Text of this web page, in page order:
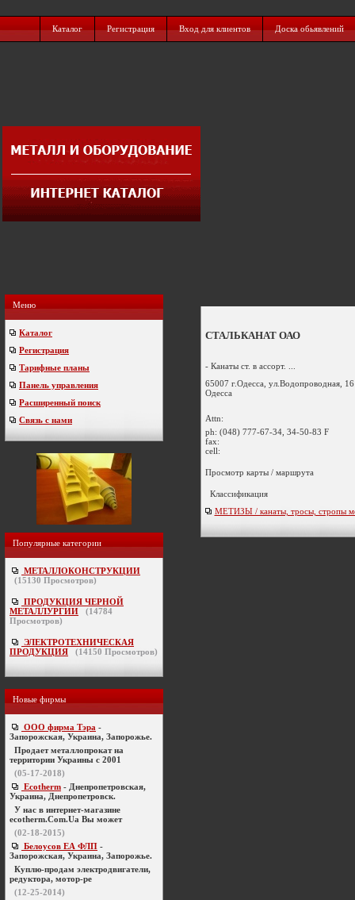
Каталог Регистрация Вход для клиентов Доска обьявлений
Меню
Каталог
Регистрация
Тарифные планы
Панель управления
Расширенный поиск
Связь с нами
Популярные категории
МЕТАЛЛОКОНСТРУКЦИИ
(15130 Просмотров)
ПРОДУКЦИЯ ЧЕРНОЙ
МЕТАЛЛУРГИИ
(14784
Просмотров)
ЭЛЕКТРОТЕХНИЧЕСКАЯ
ПРОДУКЦИЯ
(14150 Просмотров)
Новые фирмы
ООО фирма Тэра -
Запорожская, Украина, Запорожье.
Продает металлопрокат на
территории Украины с 2001
(05-17-2018)
Ecotherm - Днепропетровская,
Украина, Днепропетровск.
У нас в интернет-магазине
ecotherm.Com.Ua Вы может
(02-18-2015)
Белоусов ЕА ФЛП -
Запорожская, Украина, Запорожье.
Куплю-продам электродвигатели,
редуктора, мотор-ре
(12-25-2014)
СТАЛЬКАНАТ ОАО
- Канаты ст. в ассорт. ...
65007 г.Одесса, ул.Водопроводная, 16
Одесса
Attn:
ph: (048) 777-67-34, 34-50-83 F
fax:
cell:
Просмотр карты / маршрута
Классификация
МЕТИЗЫ / канаты, тросы, стропы